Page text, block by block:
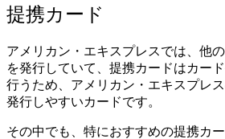
提携カード
アメリカン・エキスプレスでは、他
を発行していて、提携カードはカー
行うため、アメリカン・エキスプレ
発行しやすいカードです。
その中でも、特におすすめの提携カ